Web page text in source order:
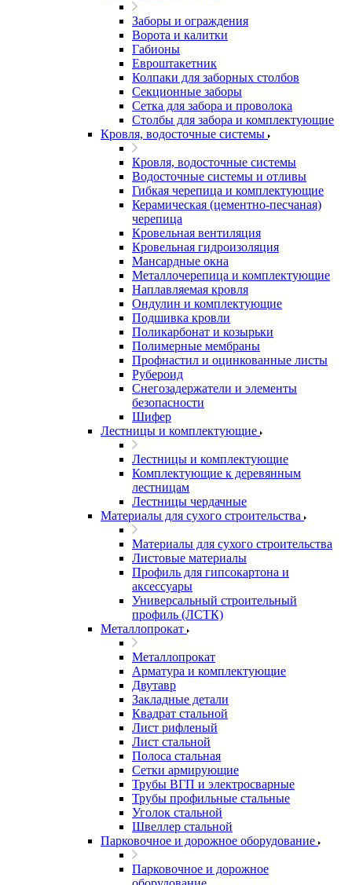
Заборы и ограждения
Ворота и калитки
Габионы
Евроштакетник
Колпаки для заборных столбов
Секционные заборы
Сетка для забора и проволока
Столбы для забора и комплектующие
Кровля, водосточные системы
Кровля, водосточные системы
Водосточные системы и отливы
Гибкая черепица и комплектующие
Керамическая (цементно-песчаная)
черепица
Кровельная вентиляция
Кровельная гидроизоляция
Мансардные окна
Металлочерепица и комплектующие
Наплавляемая кровля
Ондулин и комплектующие
Подшивка кровли
Поликарбонат и козырьки
Полимерные мембраны
Профнастил и оцинкованные листы
Рубероид
Снегозадержатели и элементы
безопасности
Шифер
Лестницы и комплектующие
Лестницы и комплектующие
Комплектующие к деревянным
лестницам
Лестницы чердачные
Материалы для сухого строительства
Материалы для сухого строительства
Листовые материалы
Профиль для гипсокартона и
аксессуары
Универсальный строительный
профиль (ЛСТК)
Металлопрокат
Металлопрокат
Арматура и комплектующие
Двутавр
Закладные детали
Квадрат стальной
Лист рифленый
Лист стальной
Полоса стальная
Сетки армирующие
Трубы ВГП и электросварные
Трубы профильные стальные
Уголок стальной
Швеллер стальной
Парковочное и дорожное оборудование
Парковочное и дорожное